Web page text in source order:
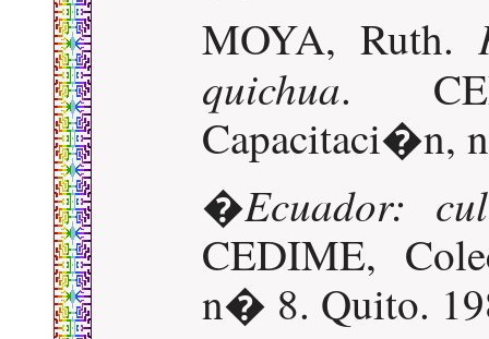
MOYA, Ruth.
quichua.
Capacitaci�n,
�Ecuador:
CEDIME,
n� 8. Quito.